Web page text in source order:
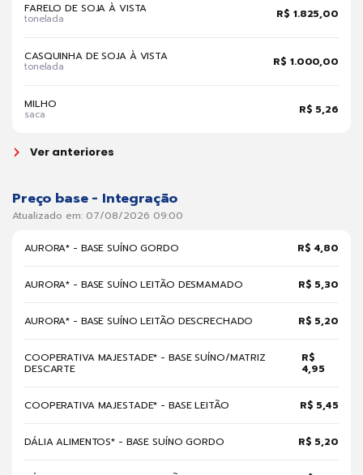
FARELO DE SOJA À VISTA
tonelada R$ 1.825,00
CASQUINHA DE SOJA À VISTA
tonelada R$ 1.000,00
MILHO
saca R$ 5,26
Ver anteriores
Preço base - Integração
Atualizado em: 07/08/2026 09:00
AURORA* - BASE SUÍNO GORDO R$ 4,80
AURORA* - BASE SUÍNO LEITÃO DESMAMADO R$ 5,30
AURORA* - BASE SUÍNO LEITÃO DESCRECHADO R$ 5,20
COOPERATIVA MAJESTADE* - BASE SUÍNO/MATRIZ
DESCARTE
R$
4,95
COOPERATIVA MAJESTADE* - BASE LEITÃO R$ 5,45
DÁLIA ALIMENTOS* - BASE SUÍNO GORDO R$ 5,20